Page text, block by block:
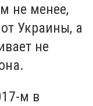
не менее,
Украины, а
не
м в